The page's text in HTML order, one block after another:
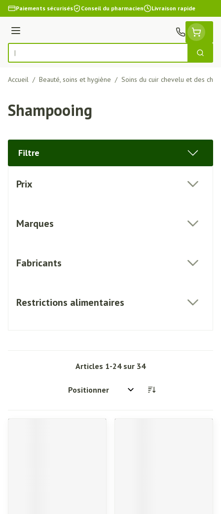
Aller au contenu
Paiements sécurisés Conseil du pharmacien Livraison rapide
Menu
Rechercher
Accueil / Beauté, soins et hygiène / Soins du cuir chevelu et des
Shampooing
Filtre
Prix
Marques
Fabricants
Restrictions alimentaires
Articles 1-24sur 34
Trier par: